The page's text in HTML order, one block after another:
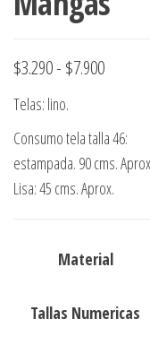
$3.290- $7.900Rango
desde
$3.290
Telas: lino.
Consumo tela talla 46:
estampada. 90 cms.
Lisa: 45 cms. Aprox.
Material
Tallas Numericas